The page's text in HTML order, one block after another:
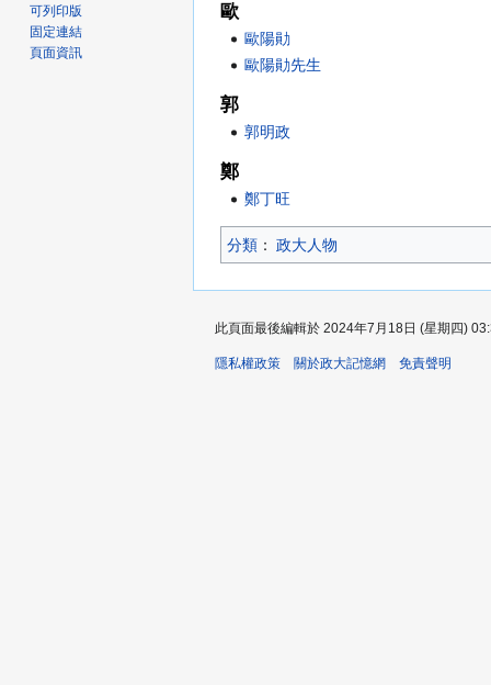
歐
歐陽勛
歐陽勛先生
郭
郭明政
鄭
鄭丁旺
分類 ：​ 政大人物
可列印版
固定連結
頁面資訊
此頁面最後編輯於 2024年7月18日 (星期四)
隱私權政策 關於政大記憶網 免責聲明